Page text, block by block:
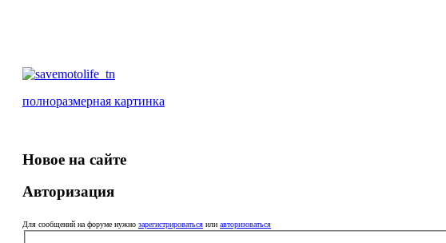
полноразмерная картинка
Новое на сайте
Авторизация
Для сообщений на форуме нужно зарегистрироватьсяили авторизоваться